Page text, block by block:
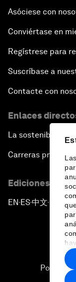
Asóciese con
Conviértase en
Regístrese para
Suscríbase a
Contacte con
Enlaces
La sostenibilidad
Carreras
Ediciones en
EN ▪ ES▪中文▪ 日本語
Política